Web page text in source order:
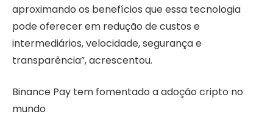
aproximando os benefícios que essa tecnologia
pode oferecer em redução de custos e
intermediários, velocidade, segurança e
transparência”, acrescentou.
Binance Pay tem fomentado a adoção cripto no
mundo